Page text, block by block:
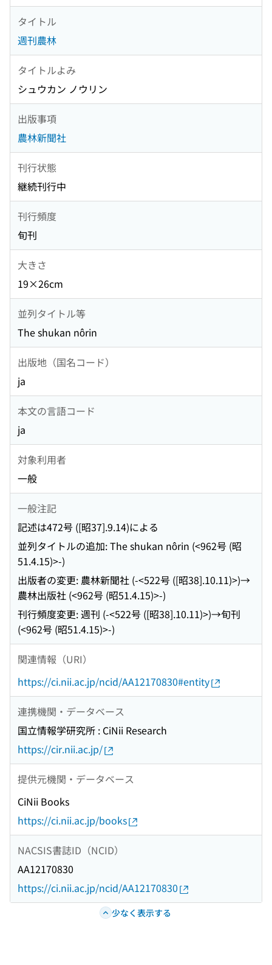
タイトル
週刊農林
タイトルよみ
シュウカン ノウリン
出版事項
農林新聞社
刊行状態
継続刊行中
刊行頻度
旬刊
大きさ
19×26cm
並列タイトル等
The shukan nôrin
出版地（国名コード）
ja
本文の言語コード
ja
対象利用者
一般
一般注記
記述は472号 ([昭37].9.14)による
並列タイトルの追加: The shukan nôrin (<962号 (昭
51.4.15)>-)
出版者の変更: 農林新聞社 (-<522号 ([昭38].10.11)>)→
農林出版社 (<962号 (昭51.4.15)>-)
刊行頻度変更: 週刊 (-<522号 ([昭38].10.11)>)→旬刊
(<962号 (昭51.4.15)>-)
関連情報（URI）
https://ci.nii.ac.jp/ncid/AA12170830#entity
連携機関・データベース
国立情報学研究所 : CiNii Research
https://cir.nii.ac.jp/
提供元機関・データベース
CiNii Books
https://ci.nii.ac.jp/books
NACSIS書誌ID（NCID）
AA12170830
https://ci.nii.ac.jp/ncid/AA12170830
少なく表示する